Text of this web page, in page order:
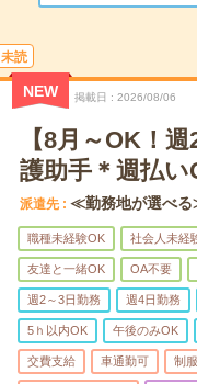
未読
NEW 掲載日 2026/08/06
【8月～OK！
護助手＊週払い
派遣先 ≪勤務地が選べる
職種未経験OK 社会人未経
友達と一緒OK OA不要
週2～3日勤務 週4日勤務
5ｈ以内OK 午後のみOK
交費支給 車通勤可 制服